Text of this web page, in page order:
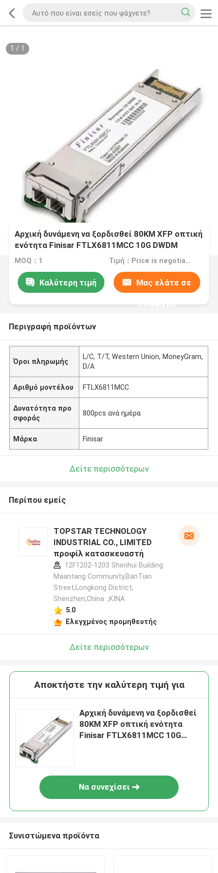
1 / 1
Αρχική δυνάμενη να ξορδισθεί 80KM XFP οπτική
ενότητα Finisar FTLX6811MCC 10G DWDM
MOQ：1 Τιμή：Price is negotiable
Καλύτερη τιμή Μας ελάτε σε
επαφή με
Περιγραφή προϊόντων
Όροι πληρωμής
L/C, T/T, Western Union, MoneyGram,
D/A
Αριθμό μοντέλου FTLX6811MCC
Δυνατότητα προ
σφοράς
800pcs ανά ημέρα
Μάρκα Finisar
Δείτε περισσότερων
Περίπου εμείς
TOPSTAR TECHNOLOGY
INDUSTRIAL CO., LIMITED
προφίλ κατασκευαστή
12F1202-1203 Shenhui Building
Maantang Community,BanTian
Street,Longkong District,
Shenzhen,China. ,ΚΙΝΑ
5.0
Ελεγχμένος προμηθευτής
Δείτε περισσότερων
Αποκτήστε την καλύτερη τιμή για
Αρχική δυνάμενη να ξορδισθεί
80KM XFP οπτική ενότητα
Finisar FTLX6811MCC 10G
Να συνεχίσει
Συνιστώμενα προϊόντα